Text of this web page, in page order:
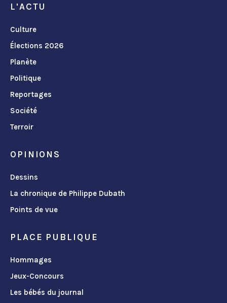
L'ACTU
Culture
Élections 2026
Planète
Politique
Reportages
Société
Terroir
OPINIONS
Dessins
La chronique de Philippe Dubath
Points de vue
PLACE PUBLIQUE
Hommages
Jeux-Concours
Les bébés du journal